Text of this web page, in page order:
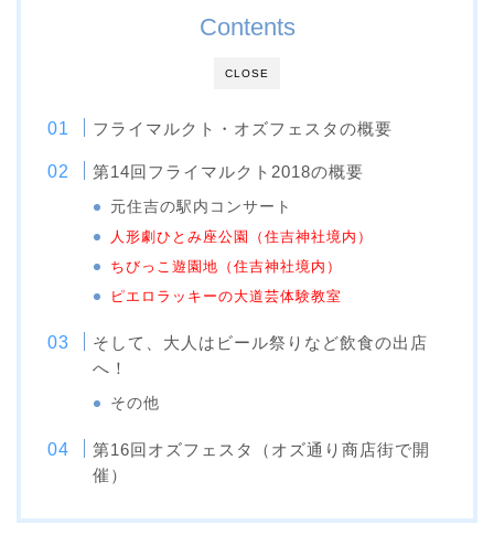
CLOSE
Contents
フライマルクト・オズフェスタの概要
第14回フライマルクト2018の概要
元住吉の駅内コンサート
人形劇ひとみ座公園（住吉神社境内）
ちびっこ遊園地（住吉神社境内）
ピエロラッキーの大道芸体験教室
そして、大人はビール祭りなど飲食の出店
へ！
その他
第16回オズフェスタ（オズ通り商店街で開
催）